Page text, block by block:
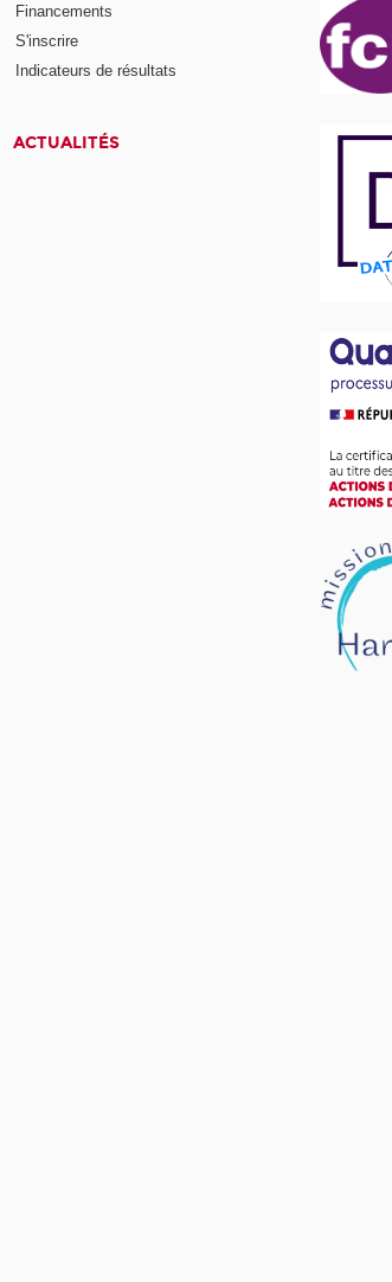
Financements
S'inscrire
Indicateurs de résultats
ACTUALITÉS